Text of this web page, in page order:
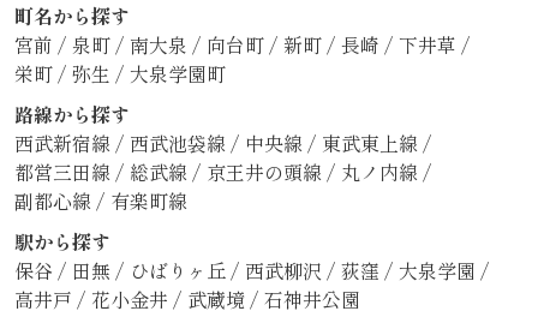
町名から探す
宮前 / 泉町/ 南大泉 / 向台町/ 新町/ 長崎 / 下井草 /
栄町/ 弥生 / 大泉学園町
路線から探す
西武新宿線/ 西武池袋線/ 中央線/ 東武東上線/
都営三田線/ 総武線/ 京王井の頭線/ 丸ノ内線/
副都心線/ 有楽町線
駅から探す
保谷 / 田無 / ひばりヶ丘/ 西武柳沢 / 荻窪 / 大泉学園 /
高井戸 / 花小金井 / 武蔵境/ 石神井公園